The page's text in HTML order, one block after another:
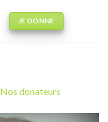
JE DONNE
Nos donateurs